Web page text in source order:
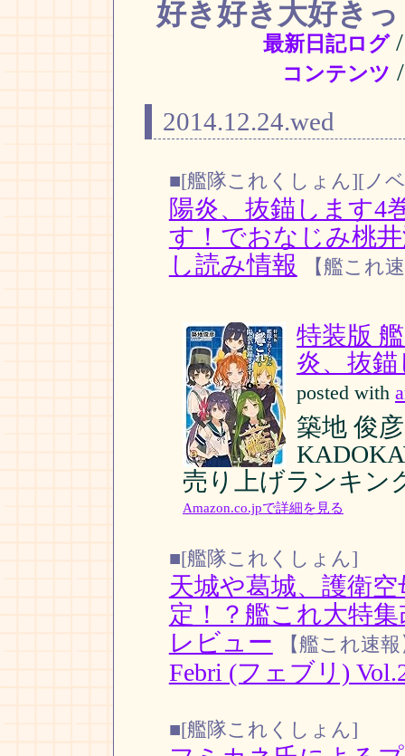
好き好き大好きっ
最新日記ログ
コンテンツ
2014.12.24.wed
■[艦隊これくしょん][ノ
陽炎、抜錨します4
す！でおなじみ桃
し読み情報
【艦これ
特装版
炎、抜
posted with
築地 俊彦
売り上げランキン
Amazon.co.jpで詳細を見る
■[艦隊これくしょん]
天城や葛城、護衛
定！？艦これ大特
レビュー
【艦これ速
Febri (フェブリ)
■[艦隊これくしょん]